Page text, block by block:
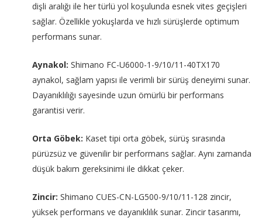
dişli aralığı ile her türlü yol koşulunda esnek vites geçişleri
sağlar. Özellikle yokuşlarda ve hızlı sürüşlerde optimum
performans sunar.
Aynakol: Shimano FC-U6000-1-9/10/11-40TX170
aynakol, sağlam yapısı ile verimli bir sürüş deneyimi sunar.
Dayanıklılığı sayesinde uzun ömürlü bir performans
garantisi verir.
Orta Göbek: Kaset tipi orta göbek, sürüş sırasında
pürüzsüz ve güvenilir bir performans sağlar. Aynı zamanda
düşük bakım gereksinimi ile dikkat çeker.
Zincir: Shimano CUES-CN-LG500-9/10/11-128 zincir,
yüksek performans ve dayanıklılık sunar. Zincir tasarımı,